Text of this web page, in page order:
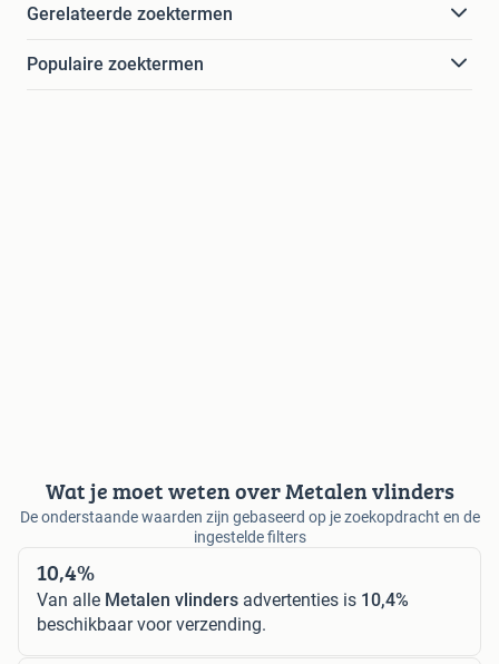
Gerelateerde zoektermen
Populaire zoektermen
Wat je moet weten over Metalen vlinders
De onderstaande waarden zijn gebaseerd op je zoekopdracht en de
ingestelde filters
10,4%
Van alle Metalen vlinders advertenties is 10,4%
beschikbaar voor verzending.